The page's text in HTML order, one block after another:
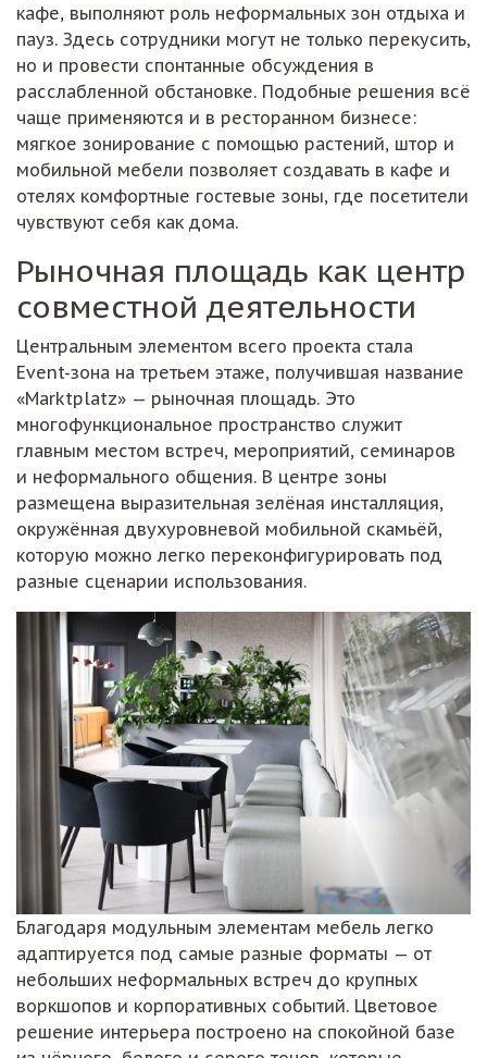
кафе, выполняют роль неформальных зон отдыха и
пауз. Здесь сотрудники могут не только перекусить,
но и провести спонтанные обсуждения в
расслабленной обстановке. Подобные решения всё
чаще применяются и в ресторанном бизнесе:
мягкое зонирование с помощью растений, штор и
мобильной мебели позволяет создавать в кафе и
отелях комфортные гостевые зоны, где посетители
чувствуют себя как дома.
Рыночная площадь как центр
совместной деятельности
Центральным элементом всего проекта стала
Event-зона на третьем этаже, получившая название
«Marktplatz» — рыночная площадь. Это
многофункциональное пространство служит
главным местом встреч, мероприятий, семинаров
и неформального общения. В центре зоны
размещена выразительная зелёная инсталляция,
окружённая двухуровневой мобильной скамьёй,
которую можно легко переконфигурировать под
разные сценарии использования.
Благодаря модульным элементам мебель легко
адаптируется под самые разные форматы — от
небольших неформальных встреч до крупных
воркшопов и корпоративных событий. Цветовое
решение интерьера построено на спокойной базе